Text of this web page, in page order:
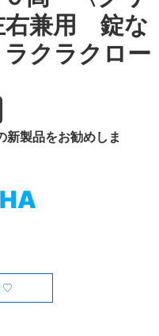
兼用 錠な
クラクロー
製品をお勧めしま